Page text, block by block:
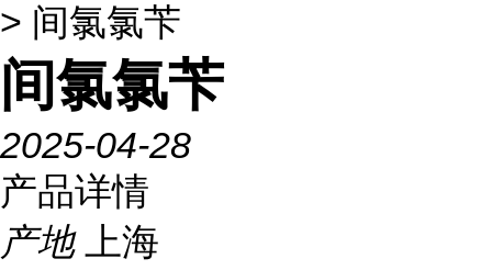
> 间氯氯苄
间氯氯苄
2025-04-28
产品详情
产地
上海